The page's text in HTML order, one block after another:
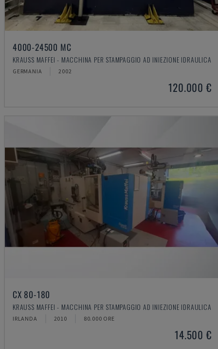
4000-24500 MC
KRAUSS MAFFEI - MACCHINA PER STAMPAGGIO AD INIEZIONE IDRAULICA
GERMANIA 2002
120.000 €
CX 80-180
KRAUSS MAFFEI - MACCHINA PER STAMPAGGIO AD INIEZIONE IDRAULICA
IRLANDA 2010 80.000 ORE
14.500 €